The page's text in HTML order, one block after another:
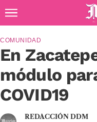
Diario de
En
módulo
COVID19
COMUNIDAD
REDACCIÓN DDM